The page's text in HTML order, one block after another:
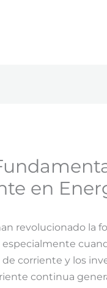
en
revolucionado la
corriente y los
continua